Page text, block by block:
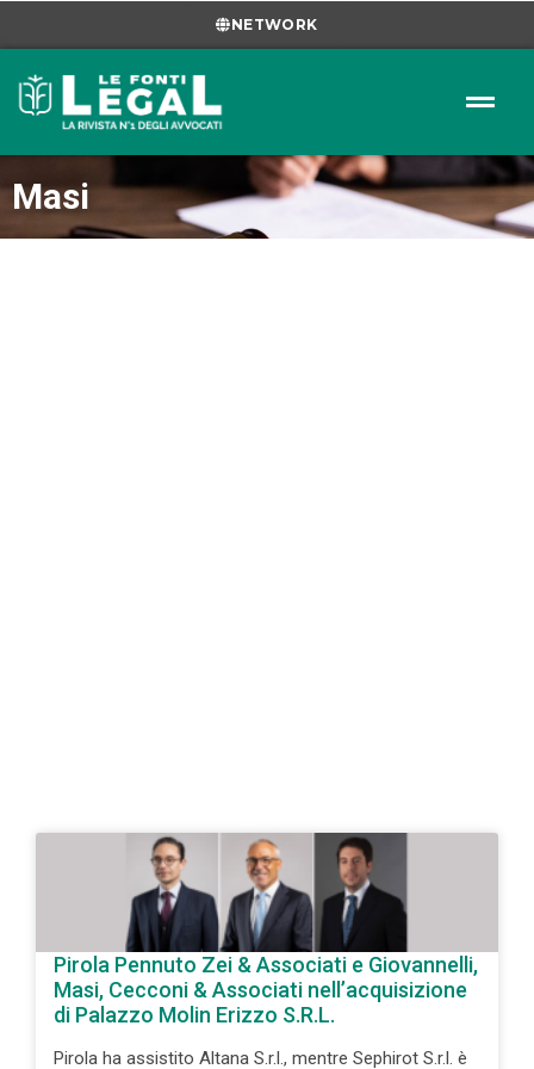
NETWORK
Masi
Pirola Pennuto Zei & Associati e Giovannelli,
Masi, Cecconi & Associati nell’acquisizione
di Palazzo Molin Erizzo S.R.L.
Pirola ha assistito Altana S.r.l., mentre Sephirot S.r.l. è